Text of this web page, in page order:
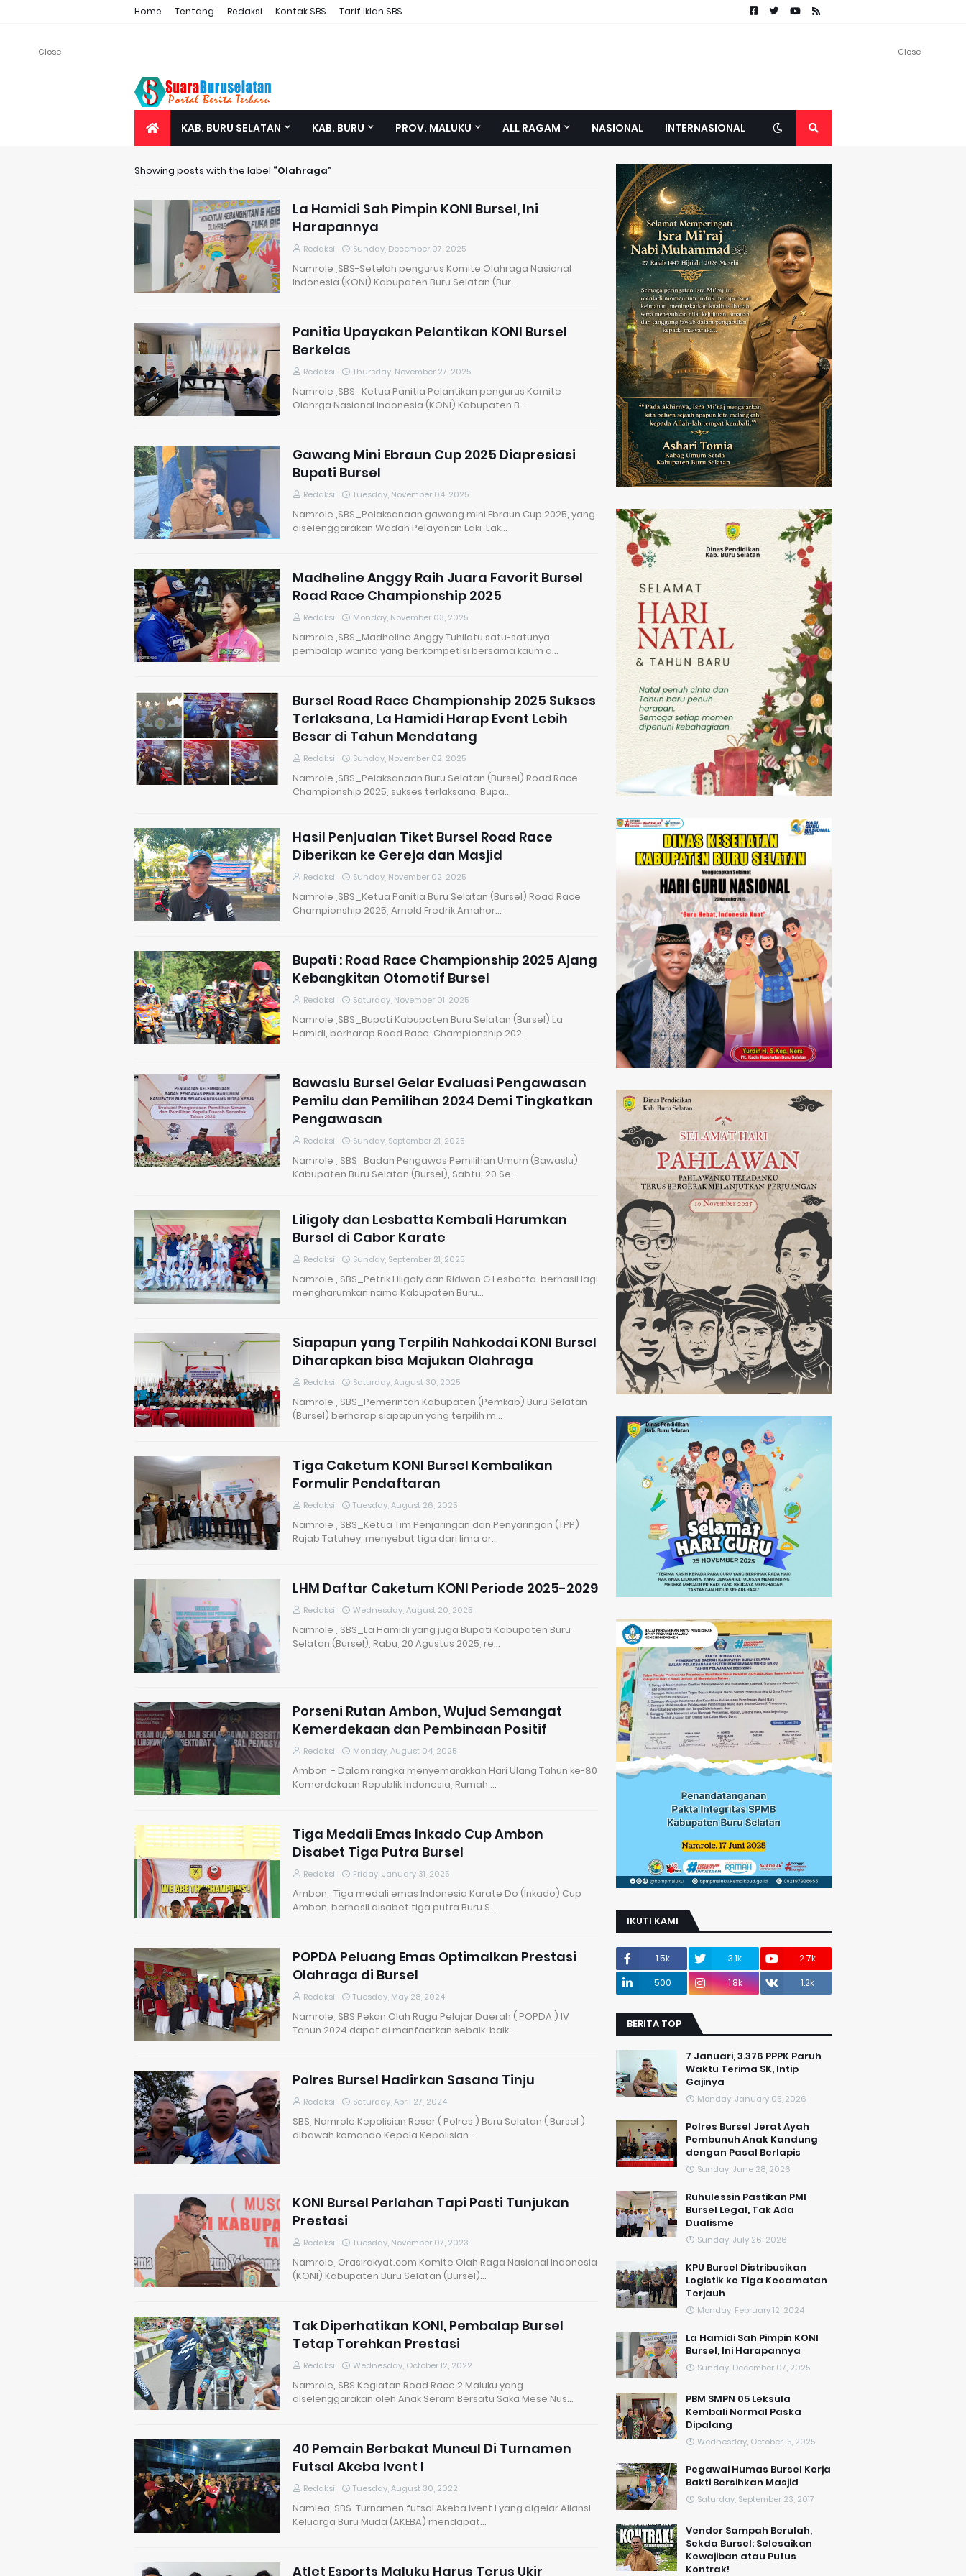
Close Close
Home Tentang Redaksi Kontak SBS Tarif Iklan SBS
KAB. BURU SELATAN KAB. BURU PROV. MALUKU ALL RAGAM NASIONAL INTERNASIONAL
Showing posts with the label Olahraga
La Hamidi Sah Pimpin KONI Bursel, Ini
Harapannya
Redaksi Sunday, December 07, 2025
Namrole ,SBS-Setelah pengurus Komite Olahraga Nasional
Indonesia (KONI) Kabupaten Buru Selatan (Bur…
Panitia Upayakan Pelantikan KONI Bursel
Berkelas
Redaksi Thursday, November 27, 2025
Namrole ,SBS_Ketua Panitia Pelantikan pengurus Komite
Olahrga Nasional Indonesia (KONI) Kabupaten B…
Gawang Mini Ebraun Cup 2025 Diapresiasi
Bupati Bursel
Redaksi Tuesday, November 04, 2025
Namrole ,SBS_Pelaksanaan gawang mini Ebraun Cup 2025, yang
diselenggarakan Wadah Pelayanan Laki-Lak…
Madheline Anggy Raih Juara Favorit Bursel
Road Race Championship 2025
Redaksi Monday, November 03, 2025
Namrole ,SBS_Madheline Anggy Tuhilatu satu-satunya
pembalap wanita yang berkompetisi bersama kaum a…
Bursel Road Race Championship 2025 Sukses
Terlaksana, La Hamidi Harap Event Lebih
Besar di Tahun Mendatang
Redaksi Sunday, November 02, 2025
Namrole ,SBS_Pelaksanaan Buru Selatan (Bursel) Road Race
Championship 2025, sukses terlaksana, Bupa…
Hasil Penjualan Tiket Bursel Road Race
Diberikan ke Gereja dan Masjid
Redaksi Sunday, November 02, 2025
Namrole ,SBS_Ketua Panitia Buru Selatan (Bursel) Road Race
Championship 2025, Arnold Fredrik Amahor…
Bupati : Road Race Championship 2025 Ajang
Kebangkitan Otomotif Bursel
Redaksi Saturday, November 01, 2025
Namrole ,SBS_Bupati Kabupaten Buru Selatan (Bursel) La
Hamidi, berharap Road Race Championship 202…
Bawaslu Bursel Gelar Evaluasi Pengawasan
Pemilu dan Pemilihan 2024 Demi Tingkatkan
Pengawasan
Redaksi Sunday, September 21, 2025
Namrole , SBS_Badan Pengawas Pemilihan Umum (Bawaslu)
Kabupaten Buru Selatan (Bursel), Sabtu, 20 Se…
Liligoly dan Lesbatta Kembali Harumkan
Bursel di Cabor Karate
Redaksi Sunday, September 21, 2025
Namrole , SBS_Petrik Liligoly dan Ridwan G Lesbatta berhasil lagi
mengharumkan nama Kabupaten Buru…
Siapapun yang Terpilih Nahkodai KONI Bursel
Diharapkan bisa Majukan Olahraga
Redaksi Saturday, August 30, 2025
Namrole , SBS_Pemerintah Kabupaten (Pemkab) Buru Selatan
(Bursel) berharap siapapun yang terpilih m…
Tiga Caketum KONI Bursel Kembalikan
Formulir Pendaftaran
Redaksi Tuesday, August 26, 2025
Namrole , SBS_Ketua Tim Penjaringan dan Penyaringan (TPP)
Rajab Tatuhey, menyebut tiga dari lima or…
LHM Daftar Caketum KONI Periode 2025-2029
Redaksi Wednesday, August 20, 2025
Namrole , SBS_La Hamidi yang juga Bupati Kabupaten Buru
Selatan (Bursel), Rabu, 20 Agustus 2025, re…
Porseni Rutan Ambon, Wujud Semangat
Kemerdekaan dan Pembinaan Positif
Redaksi Monday, August 04, 2025
Ambon - Dalam rangka menyemarakkan Hari Ulang Tahun ke-80
Kemerdekaan Republik Indonesia, Rumah …
Tiga Medali Emas Inkado Cup Ambon
Disabet Tiga Putra Bursel
Redaksi Friday, January 31, 2025
Ambon, Tiga medali emas Indonesia Karate Do (Inkado) Cup
Ambon, berhasil disabet tiga putra Buru S…
POPDA Peluang Emas Optimalkan Prestasi
Olahraga di Bursel
Redaksi Tuesday, May 28, 2024
Namrole, SBS Pekan Olah Raga Pelajar Daerah ( POPDA ) IV
Tahun 2024 dapat di manfaatkan sebaik-baik…
Polres Bursel Hadirkan Sasana Tinju
Redaksi Saturday, April 27, 2024
SBS, Namrole Kepolisian Resor ( Polres ) Buru Selatan ( Bursel )
dibawah komando Kepala Kepolisian …
KONI Bursel Perlahan Tapi Pasti Tunjukan
Prestasi
Redaksi Tuesday, November 07, 2023
Namrole, Orasirakyat.com Komite Olah Raga Nasional Indonesia
(KONI) Kabupaten Buru Selatan (Bursel)…
Tak Diperhatikan KONI, Pembalap Bursel
Tetap Torehkan Prestasi
Redaksi Wednesday, October 12, 2022
Namrole, SBS Kegiatan Road Race 2 Maluku yang
diselenggarakan oleh Anak Seram Bersatu Saka Mese Nus…
40 Pemain Berbakat Muncul Di Turnamen
Futsal Akeba Ivent I
Redaksi Tuesday, August 30, 2022
Namlea, SBS Turnamen futsal Akeba Ivent I yang digelar Aliansi
Keluarga Buru Muda (AKEBA) mendapat…
Atlet Esports Maluku Harus Terus Ukir
IKUTI KAMI
1.5k 3.1k
2.7k
500
1.8k 1.2k
BERITA TOP
7 Januari, 3.376 PPPK Paruh
Waktu Terima SK, Intip
Gajinya
Monday, January 05, 2026
Polres Bursel Jerat Ayah
Pembunuh Anak Kandung
dengan Pasal Berlapis
Sunday, June 28, 2026
​Ruhulessin Pastikan PMI
Bursel Legal, Tak Ada
Dualisme
Sunday, July 26, 2026
KPU Bursel Distribusikan
Logistik ke Tiga Kecamatan
Terjauh
Monday, February 12, 2024
La Hamidi Sah Pimpin KONI
Bursel, Ini Harapannya
Sunday, December 07, 2025
PBM SMPN 05 Leksula
Kembali Normal Paska
Dipalang
Wednesday, October 15, 2025
Pegawai Humas Bursel Kerja
Bakti Bersihkan Masjid
Saturday, September 23, 2017
Vendor Sampah Berulah,
Sekda Bursel: Selesaikan
Kewajiban atau Putus
Kontrak!